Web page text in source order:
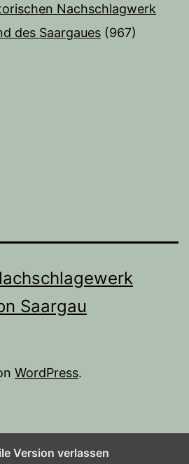
Nachschlagwerk
des Saargaues (967)
Saargau
WordPress.
Version verlassen